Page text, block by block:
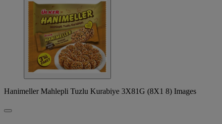
Hanimeller Mahlepli Tuzlu Kurabiye 3X81G (8X1 8) Images